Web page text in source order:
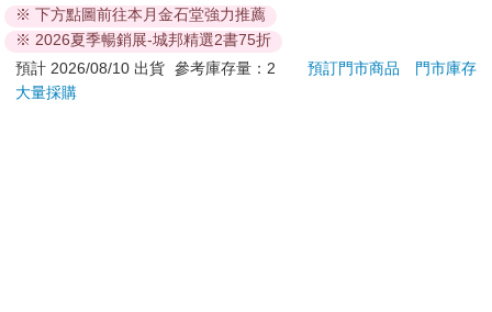
心，誰知在爺爺奶奶家幾乎沒什麼事可做，反倒無聊得發慌，不
到一個小時我就想回去了。
幸好爸媽也沒打算久留，吃過午飯就準備打道回府。
退換貨須知：
**提醒您，鑑賞期不等於試用期，退回商品須為全新狀態**
依據「消費者保護法」第19條及行政院消費者保護處公告之
※ 下方點圖前往本月金石堂強力推薦
※ 2026夏季暢銷展-城邦精選2書75折
預計 2026/08/10 出貨 參考庫存量：2 預訂門市商品
門市庫存
大量採購